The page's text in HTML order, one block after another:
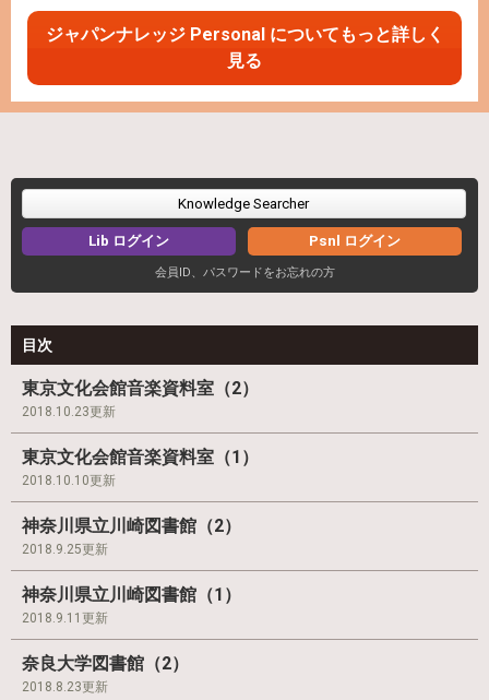
ジャパンナレッジ Personal についてもっと詳しく
見る
Knowledge Searcher
Lib ログイン Psnl ログイン
会員ID、パスワードをお忘れの方
目次
東京文化会館音楽資料室（2）
2018.10.23更新
東京文化会館音楽資料室（1）
2018.10.10更新
神奈川県立川崎図書館（2）
2018.9.25更新
神奈川県立川崎図書館（1）
2018.9.11更新
奈良大学図書館（2）
2018.8.23更新